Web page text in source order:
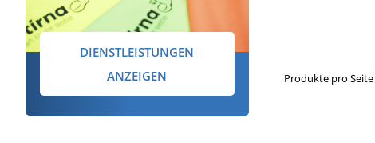
DIENSTLEISTUNGEN
ANZEIGEN
Produkte pro Seite